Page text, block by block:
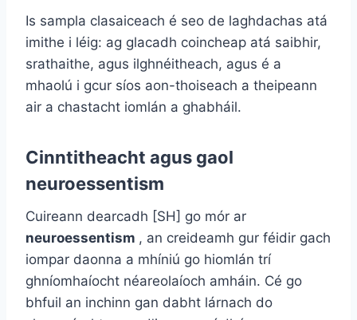
Is sampla clasaiceach é seo de laghdachas atá
imithe i léig: ag glacadh coincheap atá saibhir,
srathaithe, agus ilghnéitheach, agus é a
mhaolú i gcur síos aon-thoiseach a theipeann
air a chastacht iomlán a ghabháil.
Cinntitheacht agus gaol
neuroessentism
Cuireann dearcadh [SH] go mór ar
neuroessentism , an creideamh gur féidir gach
iompar daonna a mhíniú go hiomlán trí
ghníomhaíocht néareolaíoch amháin. Cé go
bhfuil an inchinn gan dabht lárnach do